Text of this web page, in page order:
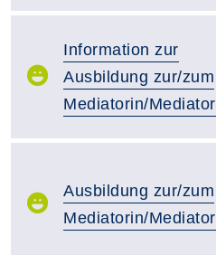
Information zur
Ausbildung zur/zum
Mediatorin/Mediator
Ausbildung zur/zum
Mediatorin/Mediator